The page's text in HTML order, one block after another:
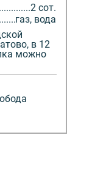
2 сот.
газ, вода
в 12
можно